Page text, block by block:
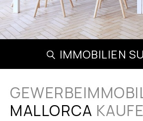
IMMOBILIEN
MALLORCA